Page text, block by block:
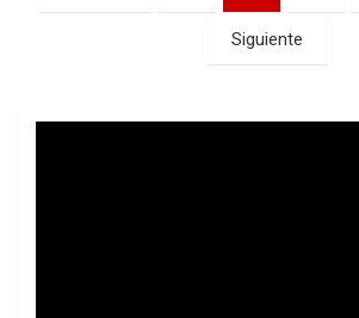
de
Siguiente